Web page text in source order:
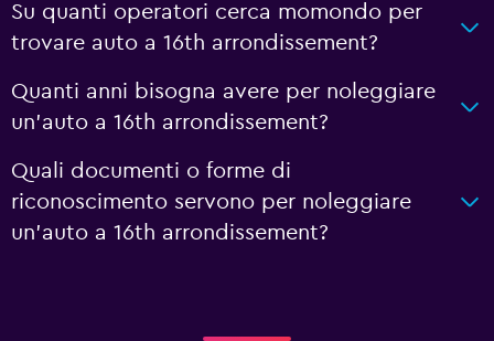
Su quanti operatori cerca momondo per
trovare auto a 16th arrondissement?
Quanti anni bisogna avere per noleggiare
un'auto a 16th arrondissement?
Quali documenti o forme di
riconoscimento servono per noleggiare
un'auto a 16th arrondissement?